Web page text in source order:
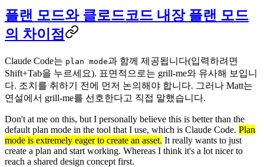
플랜 모드와 클로드코드 내장 플랜 모드
의 차이점
Claude Code는 plan mode과 함께 제공됩니다(입력하려면
Shift+Tab을 누르세요). 표면적으로는 grill-me와 유사해 보입니
다. 조치를 취하기 전에 먼저 논의해야 합니다. 그러나 Matt는
연설에서 grill-me를 선호한다고 직접 말했습니다.
Don't at me on this, but I personally believe this is better than the
default plan mode in the tool that I use, which is Claude Code. Plan
mode is extremely eager to create an asset. It really wants to just
create a plan and start working. Whereas I think it's a lot nicer to
reach a shared design concept first.